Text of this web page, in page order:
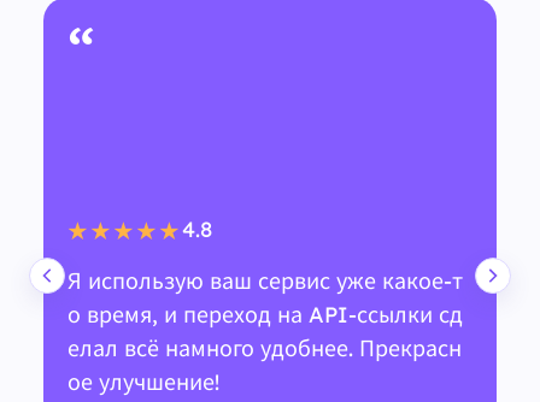
“
★★★★★4.8
Я использую ваш сервис уже какое-т
о время, и переход на API-ссылки сд
елал всё намного удобнее. Прекрасн
ое улучшение!